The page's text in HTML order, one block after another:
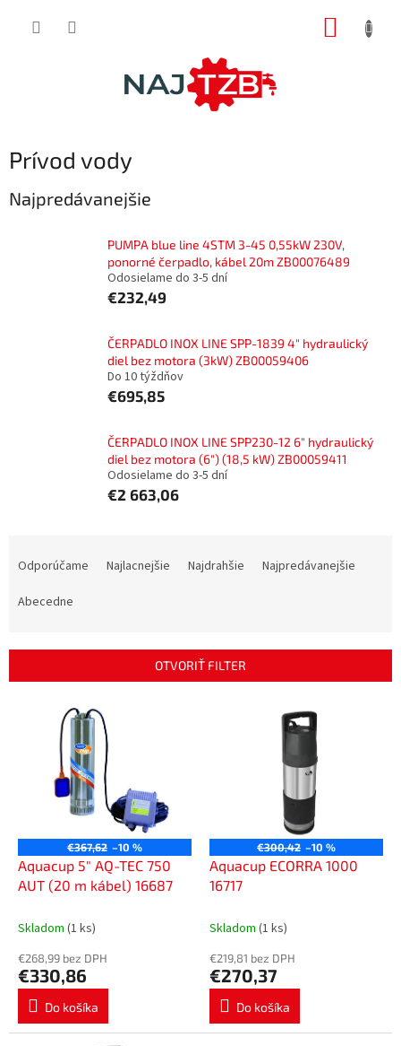
Prívod vody
Najpredávanejšie
PUMPA blue line 4STM 3-45 0,55kW 230V,
ponorné čerpadlo, kábel 20m ZB00076489
Odosielame do 3-5 dní
€232,49
ČERPADLO INOX LINE SPP-1839 4" hydraulický
diel bez motora (3kW) ZB00059406
Do 10 týždňov
€695,85
ČERPADLO INOX LINE SPP230-12 6" hydraulický
diel bez motora (6") (18,5 kW) ZB00059411
Odosielame do 3-5 dní
€2 663,06
p
Odporúčame Najlacnejšie Najdrahšie
Najpredávanejšie
Abecedne
OTVORIŤ FILTER
€367,62 –10 %
Aquacup 5" AQ-TEC 750
AUT (20 m kábel) 16687
Skladom (1 ks)
€268,99 bez DPH
€330,86
Do košíka
€300,42 –10 %
Aquacup ECORRA 1000
16717
Skladom (1 ks)
€219,81 bez DPH
€270,37
Do košíka